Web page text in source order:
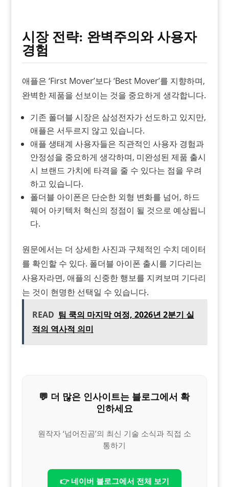
시장 전략: 완벽주의와 사용자
경험
애플은 ‘First Mover’보다 ‘Best Mover’를 지향하며,
완벽한 제품을 선보이는 것을 중요하게 생각합니다.
기존 폴더블 시장은 삼성전자가 선도하고 있지만,
애플은 서두르지 않고 있습니다.
애플 생태계 사용자들은 직관적인 사용자 경험과
안정성을 중요하게 생각하며, 미완성된 제품 출시
시 브랜드 가치에 타격을 줄 수 있다는 점을 우려
하고 있습니다.
폴더블 아이폰은 단순한 외형 변화를 넘어, 하드
웨어 아키텍처 혁신의 정점이 될 것으로 예상됩니
다.
원문에서는 더 상세한 사진과 구체적인 수치 데이터
를 확인할 수 있다. 폴더블 아이폰 출시를 기다리는
사용자라면, 애플의 신중한 행보를 지켜보며 기다리
는 것이 현명한 선택일 수 있습니다.
READ 팀 쿡의 마지막 여정, 2026년 2분기 실
적의 역사적 의미
💬 더 많은 인사이트는 블로그에서 확
인하세요
원작자 ‘넘어진곰’의 최신 기술 소식과 직접 소
통하기
👉 네이버 블로그에서 전체 보기